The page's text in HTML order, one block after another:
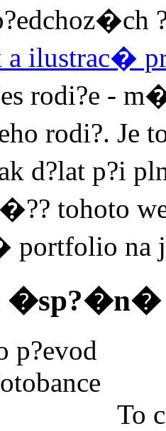
a ilustrac�
rodi?e -
rodi?.
d?lat p?i
tohoto
na
�sp?�n�
To